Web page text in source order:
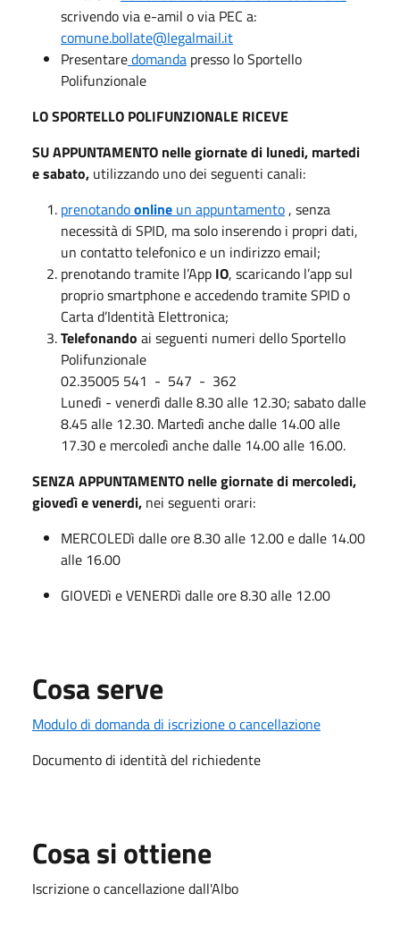
scrivendo via e-amil o via PEC a:
comune.bollate@legalmail.it
Presentaredomanda presso lo Sportello
Polifunzionale
LO SPORTELLO POLIFUNZIONALE RICEVE
SU APPUNTAMENTO nelle giornate di lunedi, martedi
e sabato, utilizzando uno dei seguenti canali:
prenotandoonline un appuntamento , senza
necessità di SPID, ma solo inserendo i propri dati,
un contatto telefonico e un indirizzo email;
prenotando tramite l’App IO, scaricando l’app sul
proprio smartphone e accedendo tramite SPID o
Carta d’Identità Elettronica;
Telefonando ai seguenti numeri dello Sportello
Polifunzionale
02.35005 541 - 547 - 362
Lunedì - venerdì dalle 8.30 alle 12.30; sabato dalle
8.45 alle 12.30. Martedì anche dalle 14.00 alle
17.30 e mercoledì anche dalle 14.00 alle 16.00.
SENZA APPUNTAMENTO nelle giornate di mercoledi,
giovedì e venerdi, nei seguenti orari:
MERCOLEDì dalle ore 8.30 alle 12.00 e dalle 14.00
alle 16.00
GIOVEDì e VENERDì dalle ore 8.30 alle 12.00
Cosa serve
Modulo di domanda di iscrizione o cancellazione
Documento di identità del richiedente
Cosa si ottiene
Iscrizione o cancellazione dall'Albo